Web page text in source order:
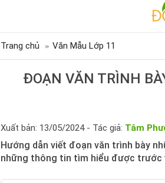
Trang chủ Văn Mẫu Lớp 11
ĐOẠN VĂN TRÌNH
Xuất bản: 13/05/2024 - Tác giả: Tâm
Hướng dẫn viết đoạn văn trình bày
những thông tin tìm hiểu được trước